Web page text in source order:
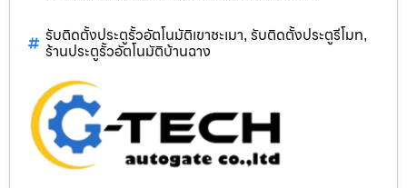
รับติดตั้งประตูรั้วอัตโนมัติเขาชะเมา, รับติดตั้งประตูรีโมท,
ร้านประตูรั้วอัตโนมัติบ้านฉาง